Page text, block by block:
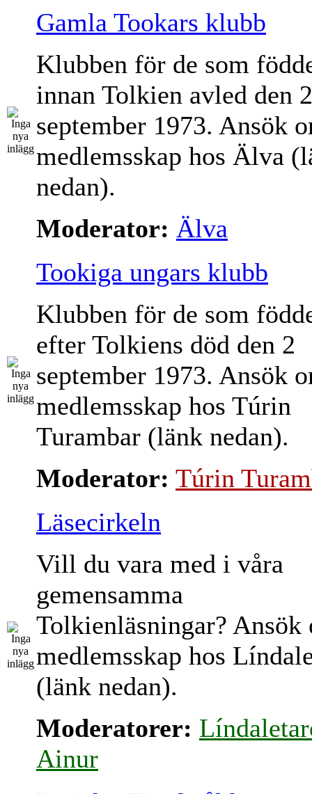
Gamla Tookars klubb
Klubben för de som
innan Tolkien avled den 2
september 1973. Ansök
medlemsskap hos Älva
nedan).
Moderator: Älva
Tookiga ungars klubb
Klubben för de som
efter Tolkiens död den 2
september 1973. Ansök
medlemsskap hos Túrin
Turambar (länk nedan).
Moderator: Túrin
Läsecirkeln
Vill du vara med i våra
gemensamma
Tolkienläsningar? Ansök
medlemsskap hos
(länk nedan).
Moderatorer:
Ainur